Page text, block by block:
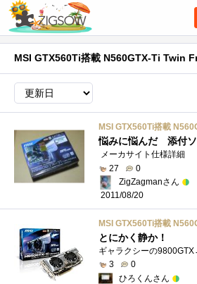
MSI GTX560Ti搭載 N560GTX-Ti Twin
MSI GTX560Ti搭載
27
0
ZigZagmanさん
2011/08/20
MSI GTX560Ti搭載
とにかく静か！
3
0
ひろくんさん